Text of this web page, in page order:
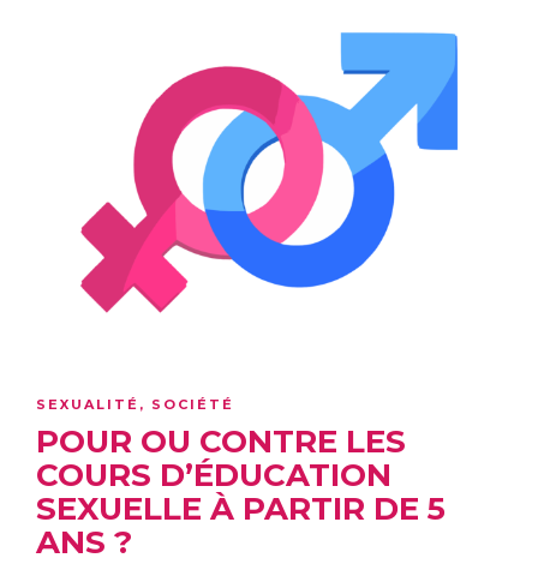
SEXUALITÉ , SOCIÉTÉ
POUR OU CONTRE LES
COURS D’ÉDUCATION
SEXUELLE À PARTIR DE 5
ANS ?